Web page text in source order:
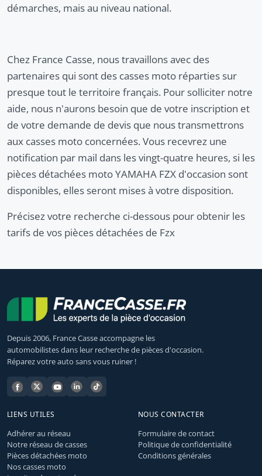
démarches, mais au niveau national.
Chez France Casse, nous travaillons avec des
partenaires qui sont des casses moto réparties sur
presque tout le territoire français. Pour solliciter notre
aide, nous n'aurons besoin que de votre inscription et
de votre demande de devis que nous transmettrons
aux casses moto concernées. Vous recevrez une
notification par mail dans les vingt-quatre heures, si les
pièces détachées moto YAMAHA FZX d'occasion sont
disponibles, elles seront mises à votre disposition.
Précisez votre recherche ci-dessous pour obtenir les
tarifs de vos pièces détachées de Fzx
Depuis 2006, France Casse accompagne les
automobilistes dans leur recherche de pièces d'occasion.
Réparez votre auto sans vous ruiner !
LIENS UTILES
Adhérer au réseau
Notre réseau de casses
Pièces détachées moto
Nos casses moto
NOUS CONTACTER
Formulaire de contact
Politique de confidentialité
Conditions générales